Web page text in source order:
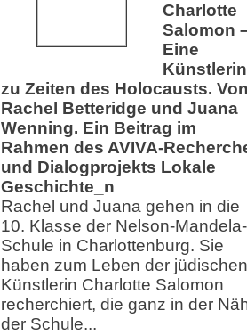
Charlotte
Salomon
Eine
Künstlerin
zu Zeiten des Holocausts.
Rachel Betteridge und Juana
Wenning. Ein Beitrag im
Rahmen des AVIVA-
und Dialogprojekts Lokale
Geschichte_n
Rachel und Juana gehen in die
10. Klasse der Nelson-Mandela-
Schule in Charlottenburg. Sie
haben zum Leben der jüdischen
Künstlerin Charlotte Salomon
recherchiert, die ganz in der
der Schule...